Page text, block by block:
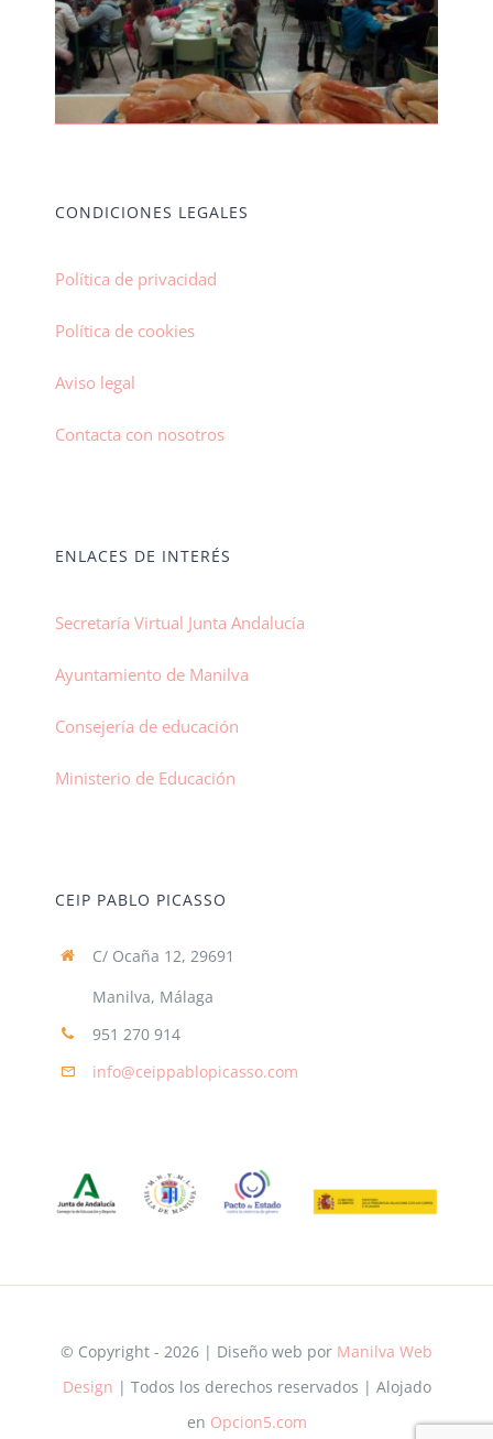
CONDICIONES LEGALES
Política de privacidad
Política de cookies
Aviso legal
Contacta con nosotros
ENLACES DE INTERÉS
Secretaría Virtual Junta Andalucía
Ayuntamiento de Manilva
Consejería de educación
Ministerio de Educación
CEIP PABLO PICASSO
C/ Ocaña 12, 29691
Manilva, Málaga
951 270 914
info@ceippablopicasso.com
© Copyright - 2026 | Diseño web por Manilva Web
Design | Todos los derechos reservados | Alojado
en Opcion5.com